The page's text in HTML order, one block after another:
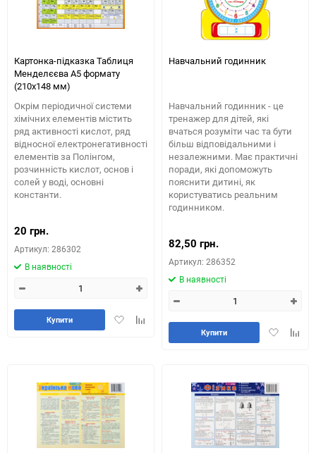
Картонка-підказка Таблиця
Менделєєва А5 формату
(210х148 мм)
Окрім періодичної системи
хімічних елементів містить
ряд активності кислот, ряд
відносної електронегативності
елементів за Полінгом,
розчинність кислот, основ і
солей у воді, основні
константи.
20 грн.
Артикул: 286302
В наявності
ДодатиДодайте
Купити
Навчальний годинник
Навчальний годинник - це
тренажер для дітей, які
вчаться розуміти час та бути
більш відповідальними і
незалежними. Має практичні
поради, які допоможуть
пояснити дитині, як
користуватись реальним
годинником.
82,50 грн.
Артикул: 286352
В наявності
Додати
Купити